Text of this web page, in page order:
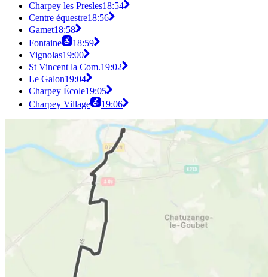
Charpey les Presles18:54
Centre équestre18:56
Gamet18:58
Fontaine
18:59
Vignolas19:00
St Vincent la Com.19:02
Le Galon19:04
Charpey École19:05
Charpey Village
19:06